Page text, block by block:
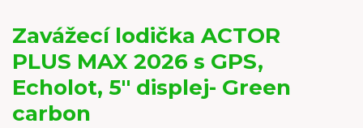
Zavážecí lodička ACTOR
PLUS MAX 2026 s GPS,
Echolot, 5" displej- Green
carbon